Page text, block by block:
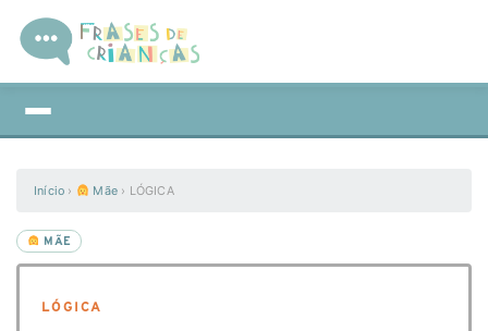
Início › Mãe › LÓGICA
MÃE
LÓGICA